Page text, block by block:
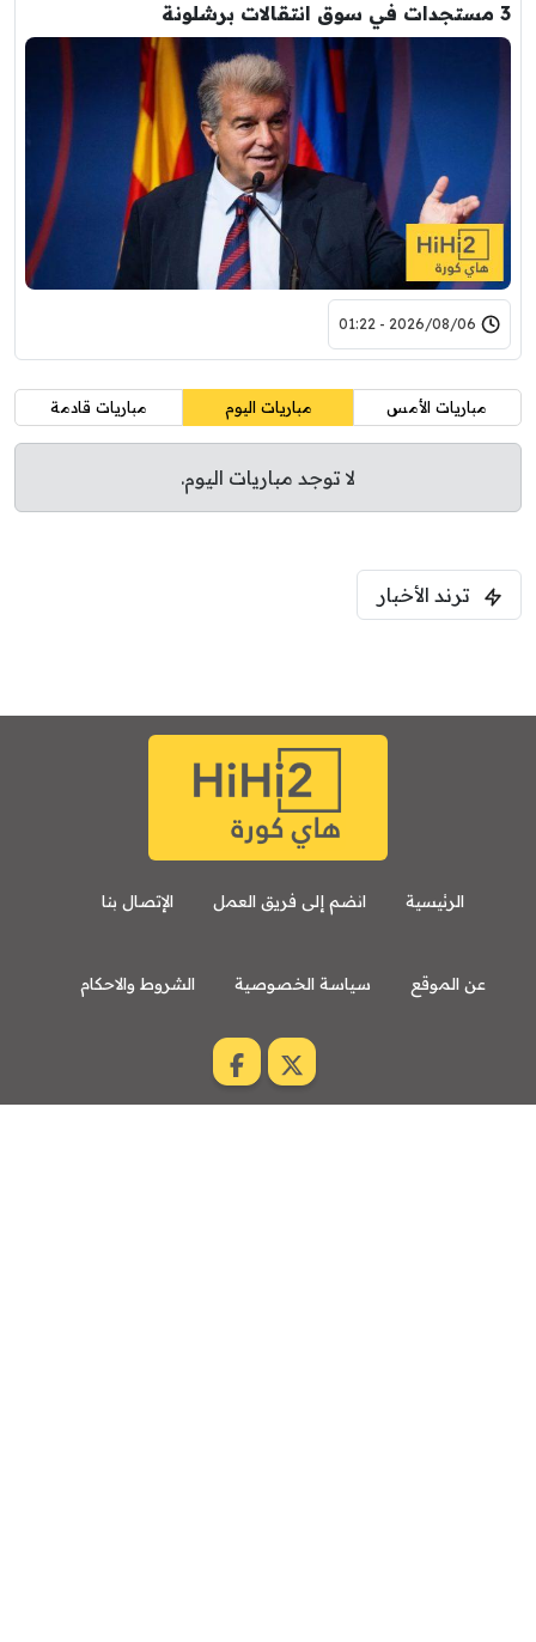
3 مستجدات في سوق انتقالات برشلونة
2026/08/06 - 01:22
مباريات الأمس مباريات اليوم مباريات قادمة
لا توجد مباريات اليوم.
ترند الأخبار
الرئيسية انضم إلى فريق العمل الإتصال بنا
عن الموقع سياسة الخصوصية الشروط والاحكام